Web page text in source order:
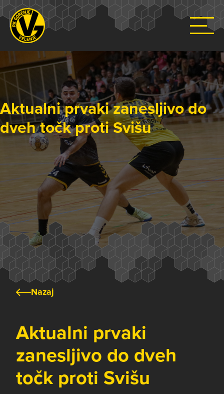
Aktualni prvaki zanesljivo do
dveh točk proti Svišu
Nazaj
Aktualni prvaki
zanesljivo do dveh
točk proti Svišu